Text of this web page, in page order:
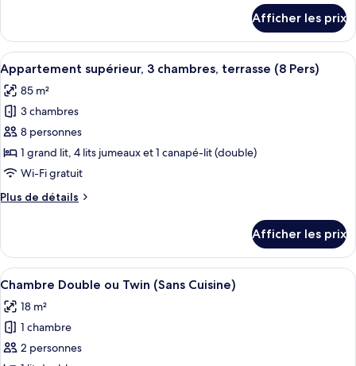
(2/4
Pers)
Chambre
familiale
(2/4
Pers)
Afficher les prix
Afficher
toutes
les
photos
pour
ce
type
chambre :
3
chambres,
terrasse
(8
Pers)
Un salon moderne comprenant un
5
Appartement supérieur, 3 chambres, terrasse (8 Pers)
85 m²
3 chambres
8 personnes
1 grand lit, 4 lits jumeaux et 1 canapé-lit (double)
Wi-Fi gratuit
Plus de détails
Plus
Appartement
supérieur,
3
terrasse
(8
Afficher les prix
Afficher
toutes
les
photos
pour
Une chambre d’hôtel avec un
5
Chambre Double ou Twin (Sans Cuisine)
18 m²
1 chambre
2 personnes